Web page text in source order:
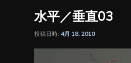
ナ
ビ
ゲ
水平／垂直03
投稿日時: 4月 18, 2010